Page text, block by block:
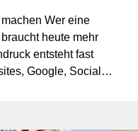
Wer eine
heute mehr
entsteht fast
Google, Social